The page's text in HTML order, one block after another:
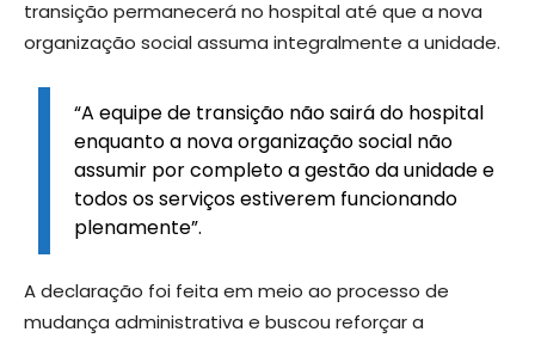
transição permanecerá no hospital até que a nova
organização social assuma integralmente a unidade.
“A equipe de transição não sairá do hospital
enquanto a nova organização social não
assumir por completo a gestão da unidade e
todos os serviços estiverem funcionando
plenamente”.
A declaração foi feita em meio ao processo de
mudança administrativa e buscou reforçar a